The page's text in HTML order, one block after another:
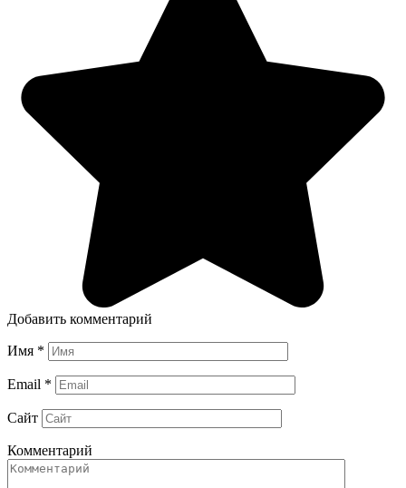
Добавить комментарий
Имя *
Email *
Сайт
Комментарий